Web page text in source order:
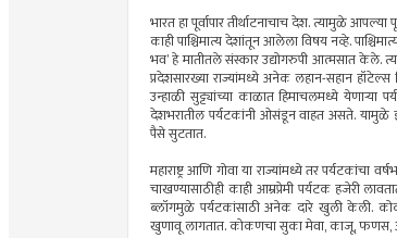
भारत हा पूर्वापार तीर्थाटनाचाच देश. त्यामुळे आपल्या
काही पाश्चिमात्य देशांतून आलेला विषय नव्हे.
भव’ हे मातीतले संस्कार उद्योगरुपी आत्मसात केले.
प्रदेशसारख्या राज्यांमध्ये अनेक लहान-सहान हॉटेल्स
उन्हाळी सुट्ट्यांच्या काळात हिमाचलमध्ये
देशभरातील पर्यटकांनी ओसंडून वाहत असते. यामुळे
पैसे सुटतात.
महाराष्ट्र आणि गोवा या राज्यांमध्ये तर
चाखण्यासाठीही काही आम्रप्रेमी पर्यटक हजेरी
ब्लॉगमुळे पर्यटकांसाठी अनेक दारे खुली केली.
खुणावू लागतात. कोकणचा सुका मेवा, काजू,